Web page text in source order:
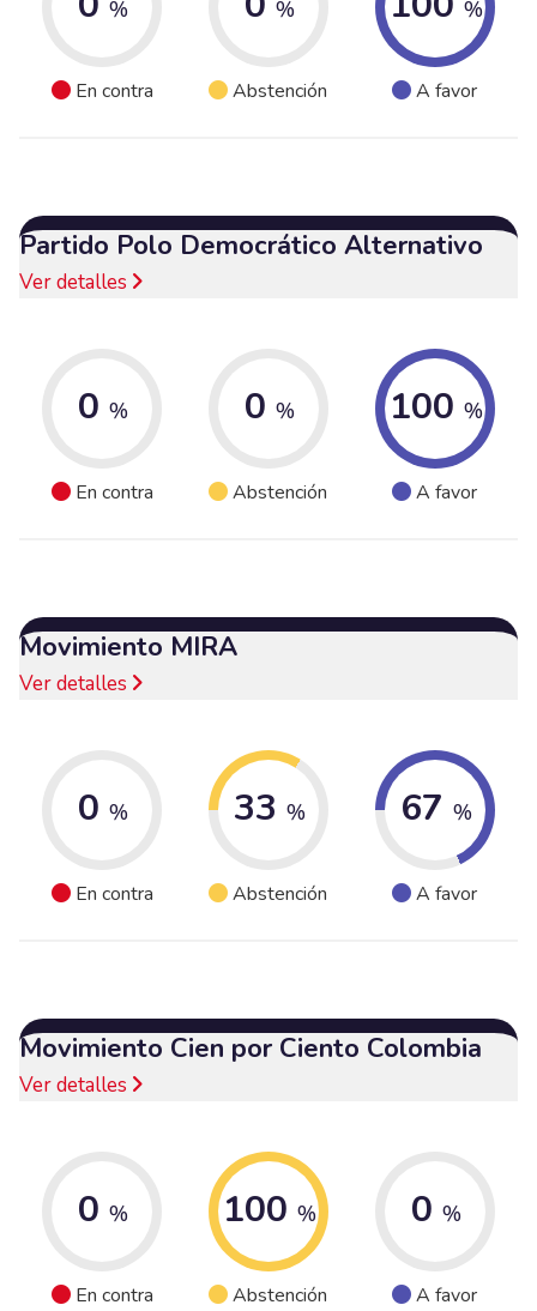
%
En contra
%
Abstención
%
A favor
Partido Polo Democrático Alternativo
Ver detalles
0 %
En contra
0 %
Abstención
100 %
A favor
Movimiento MIRA
Ver detalles
0 %
En contra
33 %
Abstención
67 %
A favor
Movimiento Cien por Ciento Colombia
Ver detalles
0 %
En contra
100 %
Abstención
0 %
A favor